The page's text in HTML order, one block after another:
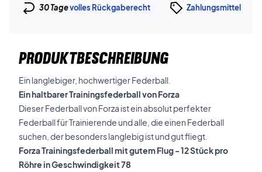
30 Tagevolles Rückgaberecht Zahlungsmittel
PRODUKTBESCHREIBUNG
Ein langlebiger, hochwertiger Federball.
Ein haltbarer Trainingsfederball von Forza
Dieser Federball von Forza ist ein absolut perfekter
Federball für Trainierende und alle, die einen Federball
suchen, der besonders langlebig ist und gut fliegt.
Forza Trainingsfederball mit gutem Flug - 12 Stück pro
Röhre in Geschwindigkeit 78